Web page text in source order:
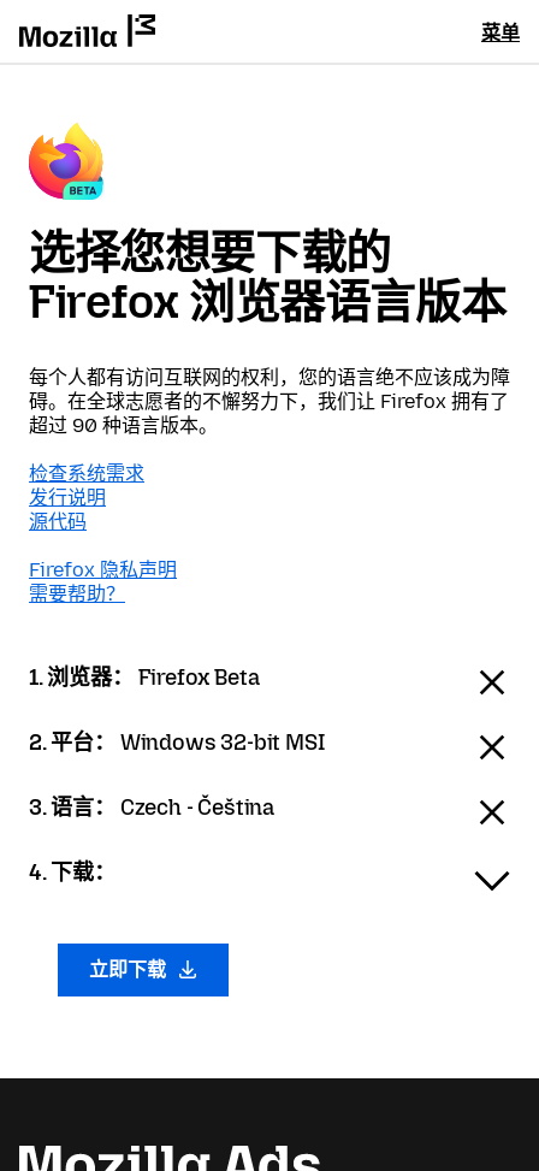
菜单
选择您想要下载的
Firefox 浏览器语言版本
每个人都有访问互联网的权利，您的语言绝不应该成为障
碍。在全球志愿者的不懈努力下，我们让 Firefox 拥有了
超过 90 种语言版本。
检查系统需求
发行说明
源代码
Firefox 隐私声明
需要帮助？
1. 浏览器： Firefox Beta
2. 平台： Windows 32-bit MSI
3. 语言： Czech - Čeština
4. 下载：
立即下载